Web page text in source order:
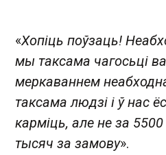
«Хопіць поўзаць!
мы таксама чагосьці
меркаваннем
таксама людзі і ў нас
карміць, але не за
тысяч за замову».